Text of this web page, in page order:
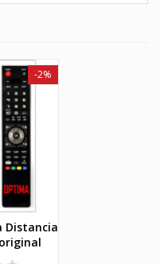
Distancia
-2%